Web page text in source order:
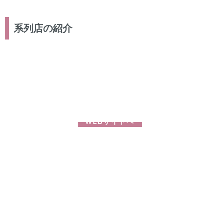
系列店の紹介
WEBサイトへ